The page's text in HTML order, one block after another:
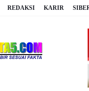
REDAKSI KARIR